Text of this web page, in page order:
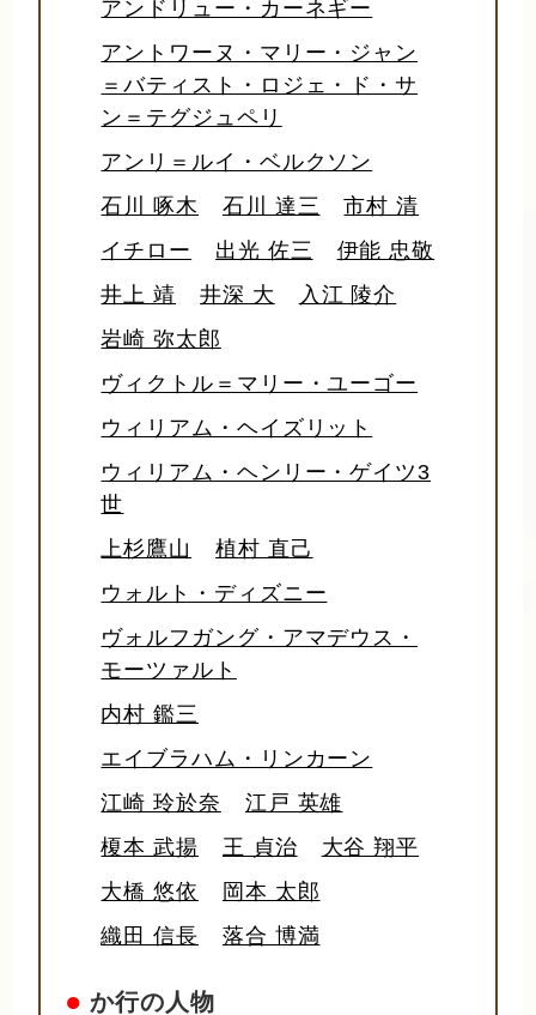
アンドリュー・カーネギー
アントワーヌ・マリー・ジャン
＝バティスト・ロジェ・ド・サ
ン＝テグジュペリ
アンリ＝ルイ・ベルクソン
石川 啄木
石川 達三
市村 清
イチロー
出光 佐三
伊能 忠敬
井上 靖
井深 大
入江 陵介
岩崎 弥太郎
ヴィクトル＝マリー・ユーゴー
ウィリアム・ヘイズリット
ウィリアム・ヘンリー・ゲイツ3
世
上杉鷹山
植村 直己
ウォルト・ディズニー
ヴォルフガング・アマデウス・
モーツァルト
内村 鑑三
エイブラハム・リンカーン
江崎 玲於奈
江戸 英雄
榎本 武揚
王 貞治
大谷 翔平
大橋 悠依
岡本 太郎
織田 信長
落合 博満
● か行の人物